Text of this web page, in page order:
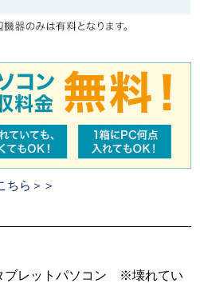
ちら＞＞
ブレットパソコン ※壊れてい